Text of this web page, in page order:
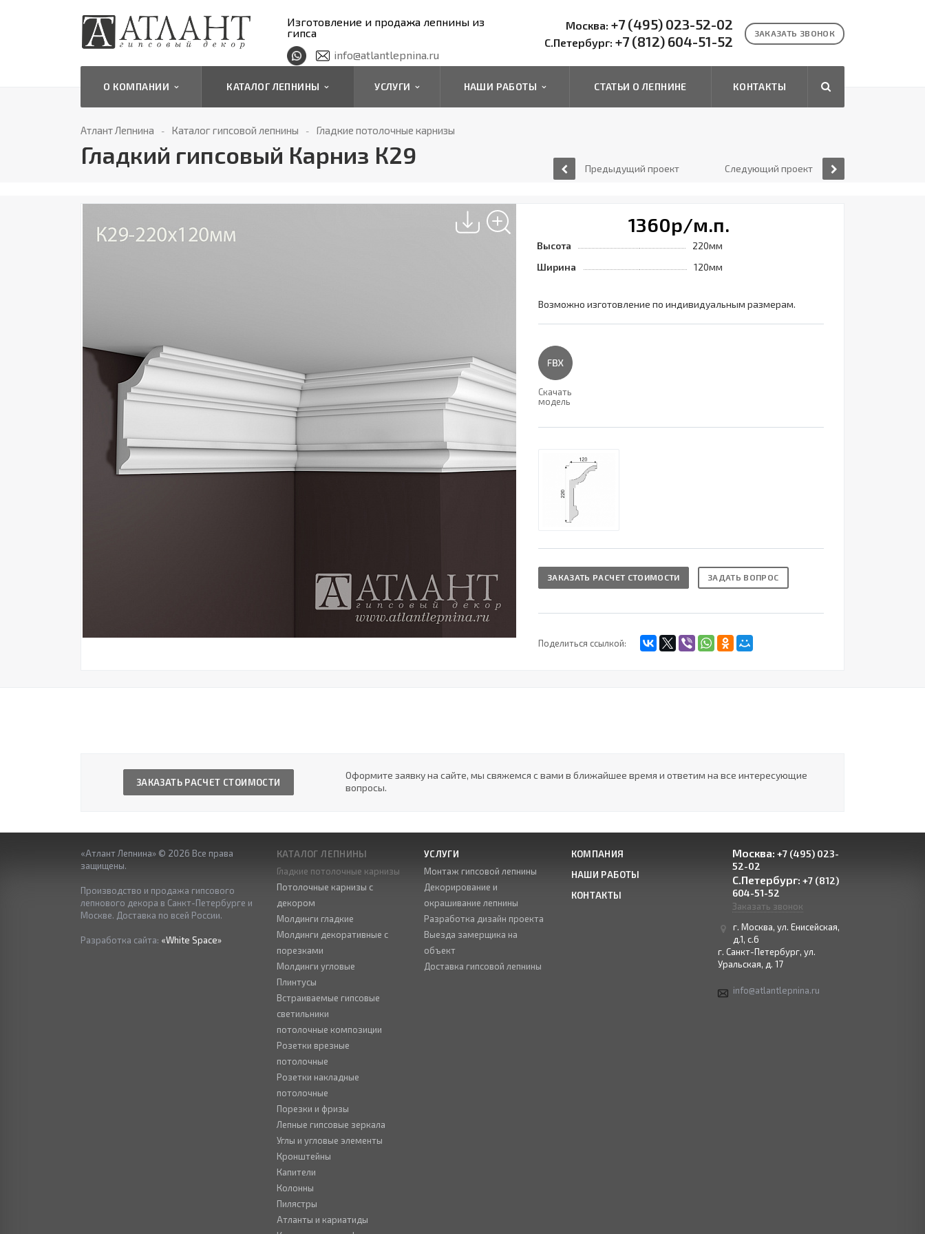
Изготовление и продажа лепнины из
гипса
info@atlantlepnina.ru
ЗАКАЗАТЬ ЗВОНОК
Москва: +7 (495) 023-52-02
С.Петербург: +7 (812) 604-51-52
О КОМПАНИИ КАТАЛОГ ЛЕПНИНЫ УСЛУГИ НАШИ РАБОТЫ СТАТЬИ О ЛЕПНИНЕ КОНТАКТЫ
Атлант Лепнина Каталог гипсовой лепнины Гладкие потолочные карнизы
Гладкий гипсовый Карниз К29 Предыдущий проект Следующий проект
1360р/м.п.
Высота
220мм
Ширина
120мм
Возможно изготовление по индивидуальным размерам.
Скачать
модель
ЗАКАЗАТЬ РАСЧЕТ СТОИМОСТИ ЗАДАТЬ ВОПРОС
Поделиться ссылкой:
ЗАКАЗАТЬ РАСЧЕТ СТОИМОСТИ
Оформите заявку на сайте, мы свяжемся с вами в ближайшее время и ответим на все интересующие
вопросы.
«Атлант Лепнина» © 2026 Все права
защищены.
Производство и продажа гипсового
лепнового декора в Санкт-Петербурге и
Москве. Доставка по всей России.
Разработка сайта: «White Space»
КАТАЛОГ ЛЕПНИНЫ
Гладкие потолочные карнизы
Потолочные карнизы с
декором
Молдинги гладкие
Молдинги декоративные с
порезками
Молдинги угловые
Плинтусы
Встраиваемые гипсовые
светильники
потолочные композиции
Розетки врезные
потолочные
Розетки накладные
потолочные
Порезки и фризы
Лепные гипсовые зеркала
Углы и угловые элементы
Кронштейны
Капители
Колонны
Пилястры
Атланты и кариатиды
УСЛУГИ
Монтаж гипсовой лепнины
Декорирование и
окрашивание лепнины
Разработка дизайн проекта
Выезда замерщика на
объект
Доставка гипсовой лепнины
КОМПАНИЯ
НАШИ РАБОТЫ
КОНТАКТЫ
Москва: +7 (495) 023-
52-02
С.Петербург: +7 (812)
604-51-52
Заказать звонок
г. Москва, ул. Енисейская,
д.1, с.6
г. Санкт-Петербург, ул.
Уральская, д. 17
info@atlantlepnina.ru